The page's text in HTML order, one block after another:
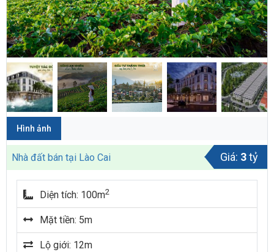
Hình ảnh
Nhà đất bán tại Lào Cai Giá: 3tỷ
Diện tích: 100m2
Mặt tiền: 5m
Lộ giới: 12m